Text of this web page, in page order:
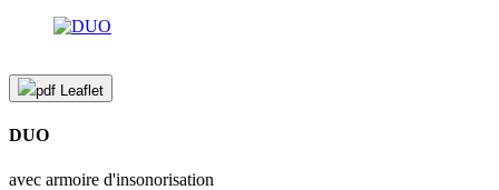
pdf Leaflet
DUO
avec armoire d'insonorisation